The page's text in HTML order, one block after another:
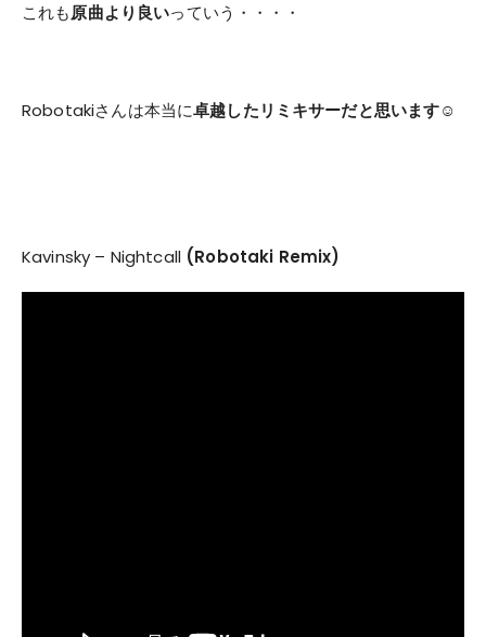
これも原曲より良いっていう・・・・
Robotakiさんは本当に卓越したリミキサーだと思います☺
Kavinsky – Nightcall (Robotaki Remix)